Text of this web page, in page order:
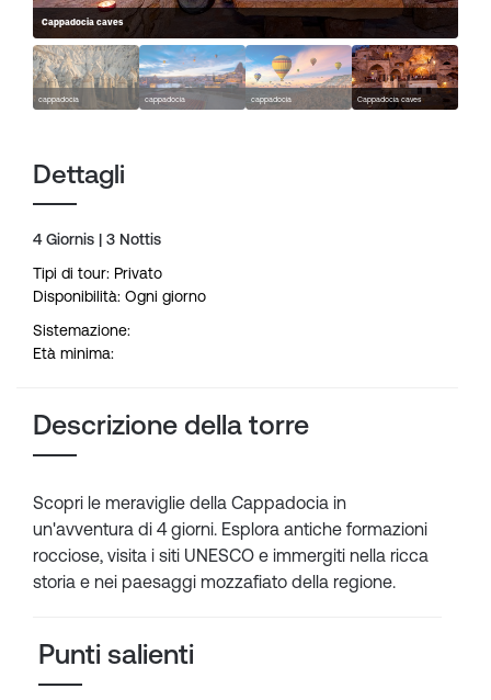
Cappadocia caves
Cappadocia caves
cappadocia
cappadocia
cappadocia
Dettagli
4 Giornis | 3 Nottis
Tipi di tour: Privato
Disponibilità: Ogni giorno
Sistemazione:
Età minima:
Descrizione della torre
Scopri le meraviglie della Cappadocia in
un'avventura di 4 giorni. Esplora antiche formazioni
rocciose, visita i siti UNESCO e immergiti nella ricca
storia e nei paesaggi mozzafiato della regione.
Punti salienti